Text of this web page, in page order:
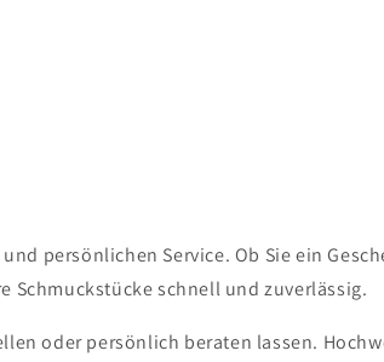
persönlichen Service. Ob Sie ein
Schmuckstücke schnell und zuverlässig.
oder persönlich beraten lassen.